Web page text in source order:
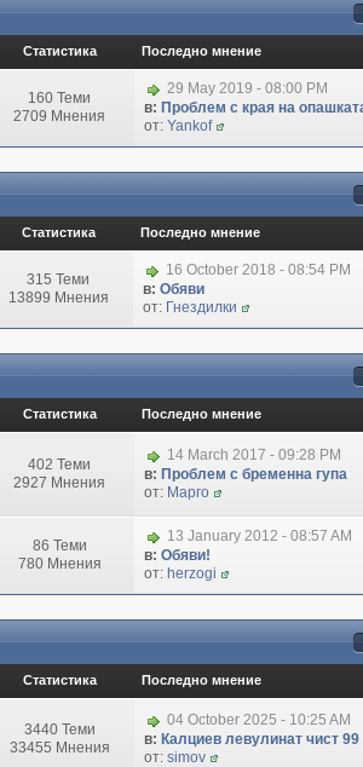
Статистика Последно мнение
160 Теми
2709 Мнения
29 May 2019 - 08:00 PM
в: Проблем с края на
от: Yankof
Статистика Последно мнение
315 Теми
13899 Мнения
16 October 2018 - 08:54 PM
в: Обяви
от: Гнездилки
Статистика Последно мнение
402 Теми
2927 Мнения
14 March 2017 - 09:28 PM
в: Проблем с бременна гупа
от: Марго
86 Теми
780 Мнения
13 January 2012 - 08:57 AM
в: Обяви!
от: herzogi
Статистика Последно мнение
3440 Теми
33455 Мнения
04 October 2025 - 10:25 AM
в: Калциев левулинат чист 99
от: simov